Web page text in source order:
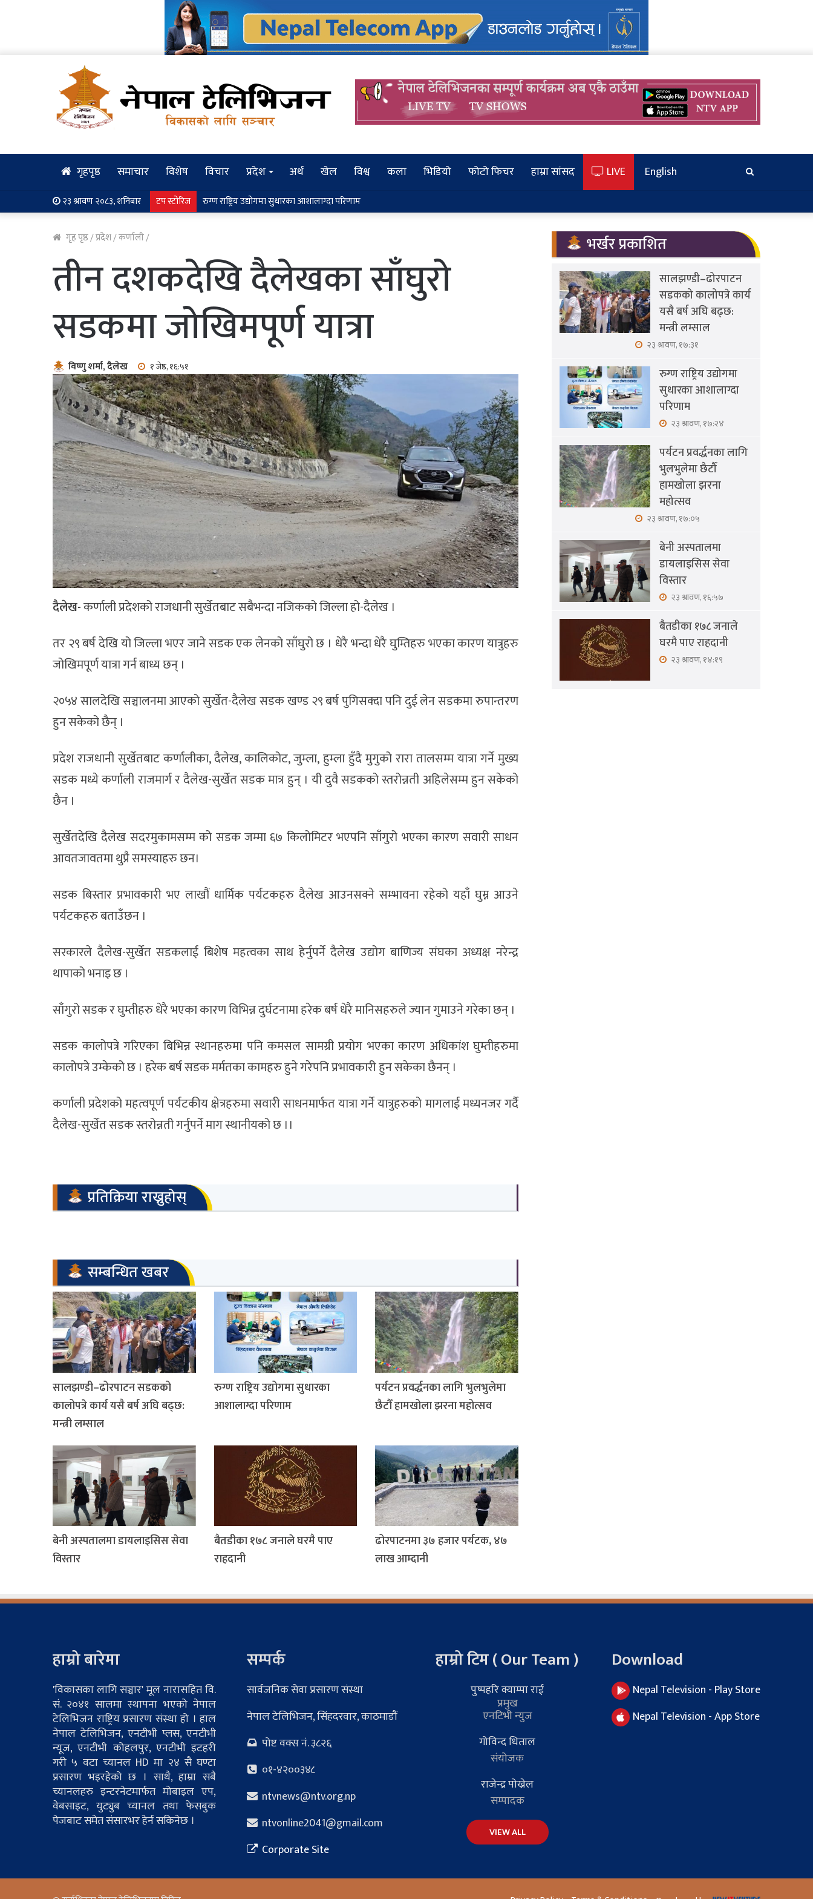
गृहपृष्ठ समाचार विशेष विचार प्रदेश अर्थ खेल विश्व कला भिडियो फोटो फिचर हाम्रा सांसद LIVE English
२३ श्रावण २०८३, शनिबार टप स्टोरिज पर्यटन प्रवर्द्धनका लागि भुलभुलेमा छैटौँ हामखोला झरना महोत्सव
गृह पृष्ठ/प्रदेश/कर्णाली/
तीन दशकदेखि दैलेखका साँघुरो
सडकमा जोखिमपूर्ण यात्रा
विष्णु शर्मा, दैलेख १ जेष्ठ, १६:५१
दैलेख-कर्णाली प्रदेशको राजधानी सुर्खेतबाट सबैभन्दा नजिकको जिल्ला हो-दैलेख ।
तर २९ बर्ष देखि यो जिल्ला भएर जाने सडक एक लेनको साँघुरो छ । धेरै भन्दा धेरै घुम्तिहरु भएका कारण यात्रुहरु
जोखिमपूर्ण यात्रा गर्न बाध्य छन् ।
२०५४ सालदेखि सञ्चालनमा आएको सुर्खेत-दैलेख सडक खण्ड २९ बर्ष पुगिसक्दा पनि दुई लेन सडकमा रुपान्तरण
हुन सकेको छैन् ।
प्रदेश राजधानी सुर्खेतबाट कर्णालीका, दैलेख, कालिकोट, जुम्ला, हुम्ला हुँदै मुगुको रारा तालसम्म यात्रा गर्ने मुख्य
सडक मध्ये कर्णाली राजमार्ग र दैलेख-सुर्खेत सडक मात्र हुन् । यी दुवै सडकको स्तरोन्नती अहिलेसम्म हुन सकेको
छैन ।
सुर्खेतदेखि दैलेख सदरमुकामसम्म को सडक जम्मा ६७ किलोमिटर भएपनि साँगुरो भएका कारण सवारी साधन
आवतजावतमा थुप्रै समस्याहरु छन।
सडक बिस्तार प्रभावकारी भए लाखौं धार्मिक पर्यटकहरु दैलेख आउनसक्ने सम्भावना रहेको यहाँ घुम्न आउने
पर्यटकहरु बताउँछन ।
सरकारले दैलेख-सुर्खेत सडकलाई बिशेष महत्वका साथ हेर्नुपर्ने दैलेख उद्योग बाणिज्य संघका अध्यक्ष नरेन्द्र
थापाको भनाइ छ ।
साँगुरो सडक र घुम्तीहरु धेरै भएका कारण विभिन्न दुर्घटनामा हरेक बर्ष धेरै मानिसहरुले ज्यान गुमाउने गरेका छन् ।
सडक कालोपत्रे गरिएका बिभिन्न स्थानहरुमा पनि कमसल सामग्री प्रयोग भएका कारण अधिकांश घुम्तीहरुमा
कालोपत्रे उम्केको छ । हरेक बर्ष सडक मर्मतका कामहरु हुने गरेपनि प्रभावकारी हुन सकेका छैनन् ।
कर्णाली प्रदेशको महत्वपूर्ण पर्यटकीय क्षेत्रहरुमा सवारी साधनमार्फत यात्रा गर्ने यात्रुहरुको मागलाई मध्यनजर गर्दै
दैलेख-सुर्खेत सडक स्तरोन्नती गर्नुपर्ने माग स्थानीयको छ ।।
प्रतिक्रिया राख्नुहोस्
सम्बन्धित खबर
सालझण्डी–ढोरपाटन सडकको
कालोपत्रे कार्य यसै बर्ष अघि बढ्छ:
मन्त्री लम्साल
रुग्ण राष्ट्रिय उद्योगमा सुधारका
आशालाग्दा परिणाम
पर्यटन प्रवर्द्धनका लागि भुलभुलेमा
छैटौँ हामखोला झरना महोत्सव
बेनी अस्पतालमा डायलाइसिस सेवा
विस्तार
बैतडीका १७८ जनाले घरमै पाए
राहदानी
ढोरपाटनमा ३७ हजार पर्यटक, ४७
लाख आम्दानी
भर्खर प्रकाशित
सालझण्डी–ढोरपाटन
सडकको कालोपत्रे कार्य
यसै बर्ष अघि बढ्छ:
मन्त्री लम्साल
२३ श्रावण, १७:३१
रुग्ण राष्ट्रिय उद्योगमा
सुधारका आशालाग्दा
परिणाम
२३ श्रावण, १७:२४
पर्यटन प्रवर्द्धनका लागि
भुलभुलेमा छैटौँ
हामखोला झरना
महोत्सव
२३ श्रावण, १७:०५
बेनी अस्पतालमा
डायलाइसिस सेवा
विस्तार
२३ श्रावण, १६:५७
बैतडीका १७८ जनाले
घरमै पाए राहदानी
२३ श्रावण, १४:१९
हाम्रो बारेमा
'विकासका लागि सञ्चार' मूल नारासहित वि.
सं. २०४१ सालमा स्थापना भएको नेपाल
टेलिभिजन राष्ट्रिय प्रसारण संस्था हो । हाल
नेपाल टेलिभिजन, एनटीभी प्लस, एनटीभी
न्यूज, एनटीभी कोहलपुर, एनटीभी इटहरी
गरी ५ वटा च्यानल HD मा २४ सै घण्टा
प्रसारण भइरहेको छ । साथै, हाम्रा सबै
च्यानलहरु इन्टरनेटमार्फत मोबाइल एप,
वेबसाइट, युट्युब च्यानल तथा फेसबुक
पेजबाट समेत संसारभर हेर्न सकिनेछ ।
सम्पर्क
सार्वजनिक सेवा प्रसारण संस्था
नेपाल टेलिभिजन, सिंहदरवार, काठमाडौं
पोष्ट वक्स नं. ३८२६
०१-४२००३४८
ntvnews@ntv.org.np
ntvonline2041@gmail.com
Corporate Site
हाम्रो टिम ( Our Team )
पुष्पहरि क्याम्पा राई
प्रमुख
एनटिभी न्युज
गोविन्द धिताल
संयोजक
राजेन्द्र पोख्रेल
सम्पादक
VIEW ALL
Download
Nepal Television - Play Store
Nepal Television - App Store